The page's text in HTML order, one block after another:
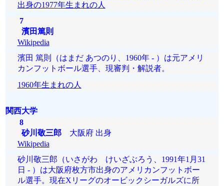
出身の1977年生まれの人
7
濱田篤則
Wikipedia
濱田 篤則（はまだ あつのり、1960年 - ）は元アメリ
カンフットボール選手、現審判・解説者。
1960年生まれの人
関西大学
8
砂川敬三郎大阪府 出身
Wikipedia
砂川敬三郎（いさがわ けいざぶろう、1991年1月31
日 - ）は大阪府枚方市出身のアメリカンフットボー
ル選手。現在Xリーグのオービックシーガルズに所